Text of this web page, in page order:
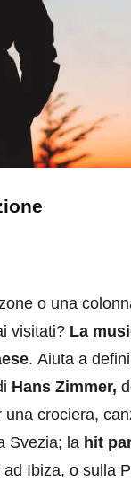
o una
visitati? La
. Aiuta a
Hans Zimmer,
crociera,
Svezia; la hit
Ibiza, o sulla